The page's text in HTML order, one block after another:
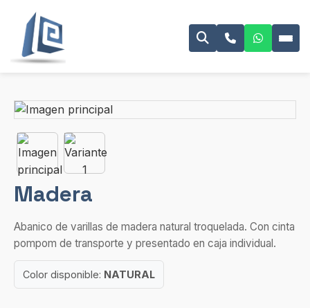
Madera
Abanico de varillas de madera natural troquelada. Con cinta
pompom de transporte y presentado en caja individual.
Color disponible: NATURAL